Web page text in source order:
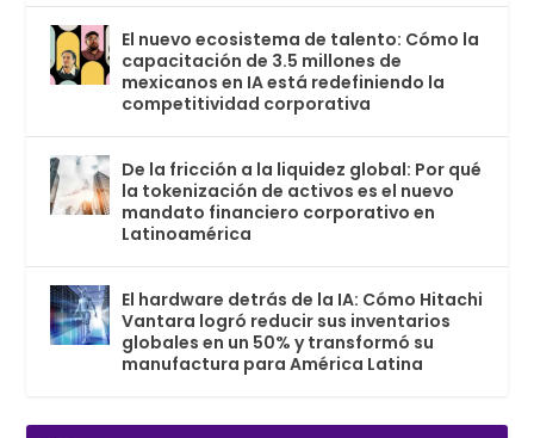
El nuevo ecosistema de talento: Cómo la
capacitación de 3.5 millones de
mexicanos en IA está redefiniendo la
competitividad corporativa
De la fricción a la liquidez global: Por qué
la tokenización de activos es el nuevo
mandato financiero corporativo en
Latinoamérica
El hardware detrás de la IA: Cómo Hitachi
Vantara logró reducir sus inventarios
globales en un 50% y transformó su
manufactura para América Latina